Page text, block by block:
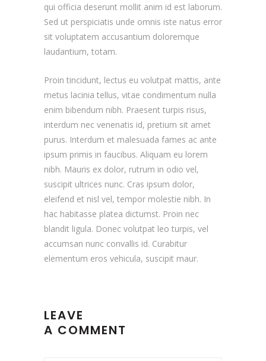
qui officia deserunt mollit anim id est laborum.
Sed ut perspiciatis unde omnis iste natus error
sit voluptatem accusantium doloremque
laudantium, totam.
Proin tincidunt, lectus eu volutpat mattis, ante
metus lacinia tellus, vitae condimentum nulla
enim bibendum nibh. Praesent turpis risus,
interdum nec venenatis id, pretium sit amet
purus. Interdum et malesuada fames ac ante
ipsum primis in faucibus. Aliquam eu lorem
nibh. Mauris ex dolor, rutrum in odio vel,
suscipit ultrices nunc. Cras ipsum dolor,
eleifend et nisl vel, tempor molestie nibh. In
hac habitasse platea dictumst. Proin nec
blandit ligula. Donec volutpat leo turpis, vel
accumsan nunc convallis id. Curabitur
elementum eros vehicula, suscipit maur.
LEAVE
A COMMENT